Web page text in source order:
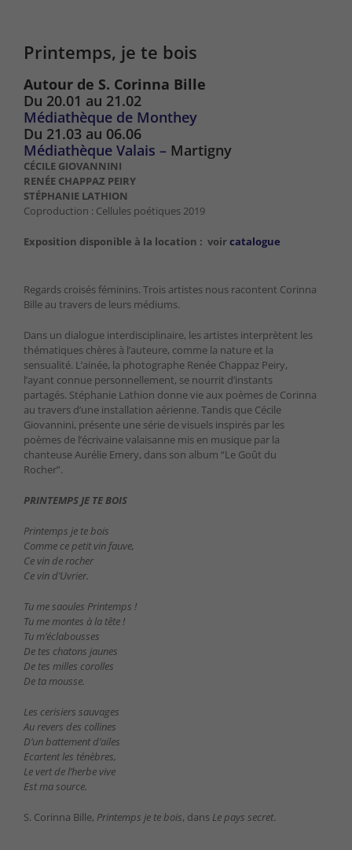
Printemps, je te bois
Autour de S. Corinna Bille
Du 20.01 au 21.02
Médiathèque de Monthey
Du 21.03 au 06.06
Médiathèque Valais – Martigny
CÉCILE GIOVANNINI
RENÉE CHAPPAZ PEIRY
STÉPHANIE LATHION
Coproduction : Cellules poétiques 2019
Exposition disponible à la location : voircatalogue
Regards croisés féminins. Trois artistes nous racontent Corinna
Bille au travers de leurs médiums.
Dans un dialogue interdisciplinaire, les artistes interprètent les
thématiques chères à l’auteure, comme la nature et la
sensualité. L’ainée, la photographe Renée Chappaz Peiry,
l’ayant connue personnellement, se nourrit d’instants
partagés. Stéphanie Lathion donne vie aux poèmes de Corinna
au travers d’une installation aérienne. Tandis que Cécile
Giovannini, présente une série de visuels inspirés par les
poèmes de l’écrivaine valaisanne mis en musique par la
chanteuse Aurélie Emery, dans son album “Le Goût du
Rocher”.
PRINTEMPS JE TE BOIS
Printemps je te bois
Comme ce petit vin fauve,
Ce vin de rocher
Ce vin d’Uvrier.
Tu me saoules Printemps !
Tu me montes à la tête !
Tu m’éclabousses
De tes chatons jaunes
De tes milles corolles
De ta mousse.
Les cerisiers sauvages
Au revers des collines
D’un battement d’ailes
Ecartent les ténèbres,
Le vert de l’herbe vive
Est ma source.
S. Corinna Bille, Printemps je te bois, dans Le pays secret.